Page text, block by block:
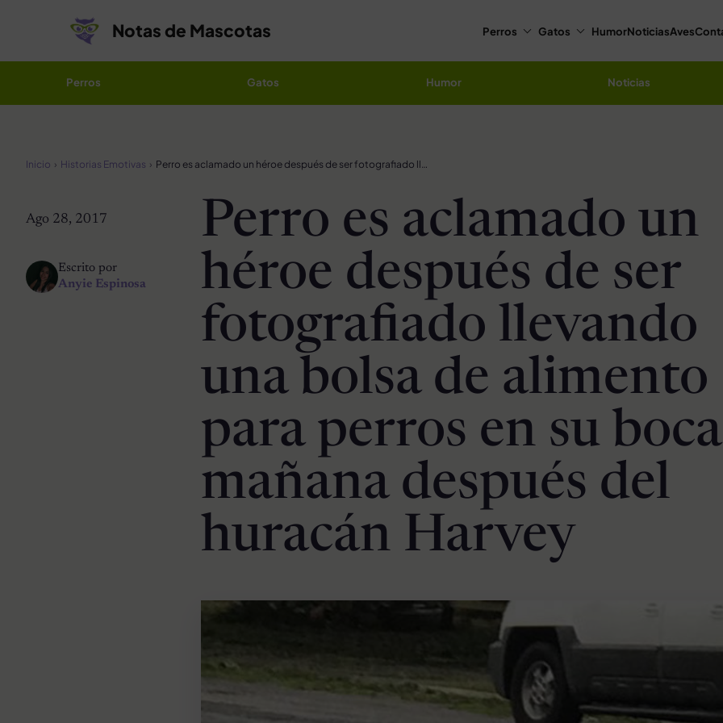
Notas de Mascotas Perros Gatos HumorNoticiasAves
Perros Gatos Humor Noticias
Inicio Historias Emotivas Perro es aclamado un héroe después de ser fotografiado llevando una bolsa de alimento para perros en su boca la mañana después del huracán Harvey
Ago 28, 2017
Escrito por
Anyie Espinosa
Perro es aclamado un
héroe después de ser
fotografiado llevando
una bolsa de alimento
para perros en su
mañana después del
huracán Harvey